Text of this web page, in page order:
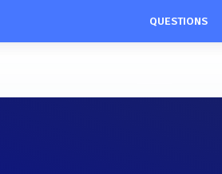
QUESTIONS